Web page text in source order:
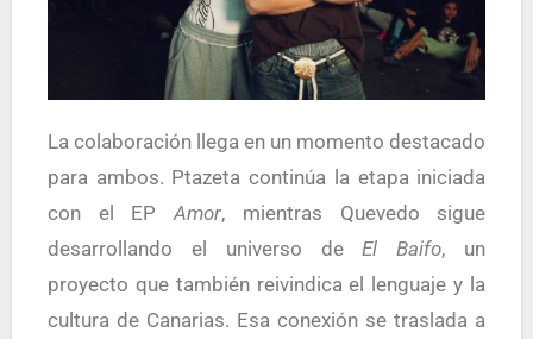
La colaboración llega en un momento destacado
para ambos. Ptazeta continúa la etapa iniciada
con el EPAmor, mientras Quevedo sigue
desarrollando el universo deEl Baifo, un
proyecto que también reivindica el lenguaje y la
cultura de Canarias. Esa conexión se traslada a